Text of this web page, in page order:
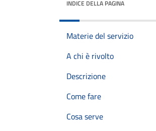
INDICE DELLA PAGINA
Materie del servizio
A chi è rivolto
Descrizione
Come fare
Cosa serve